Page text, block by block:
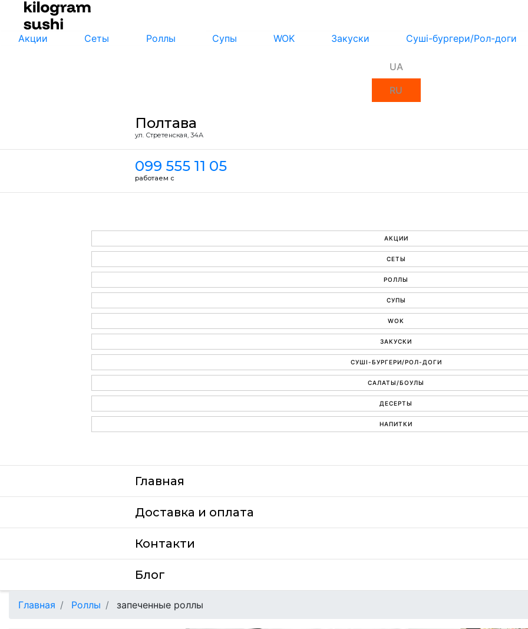
Акции Сеты Роллы Супы WOK Закуски Суші-бургери/Рол-доги
UA
RU
Полтава
ул. Стретенская, 34А
099 555 11 05
работаем с
АКЦИИ
СЕТЫ
РОЛЛЫ
СУПЫ
WOK
ЗАКУСКИ
СУШІ-БУРГЕРИ/РОЛ-ДОГИ
САЛАТЫ/БОУЛЫ
ДЕСЕРТЫ
НАПИТКИ
Главная
Доставка и оплата
Контакти
Блог
Главная Роллы запеченные роллы